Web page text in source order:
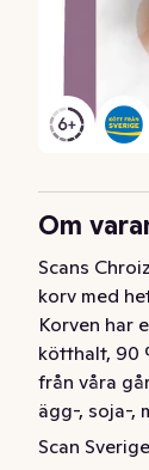
Om
Scans
korv med
Korven har
kötthalt, 90
från våra
ägg-, soja-,
Chroizo de
Scan